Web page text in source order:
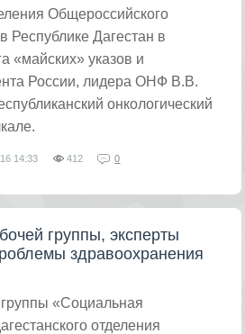
Общероссийского
Республике Дагестан в
«майских» указов и
России, лидера ОНФ В.В.
онкологический
14:33 412 0
группы, эксперты
здравоохранения
«Социальная
отделения